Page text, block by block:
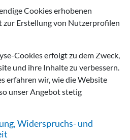
Cookies erhobenen
Erstellung von Nutzerprofilen
Cookies erfolgt zu dem Zweck,
und ihre Inhalte zu verbessern.
erfahren wir, wie die Website
unser Angebot stetig
Widerspruchs- und